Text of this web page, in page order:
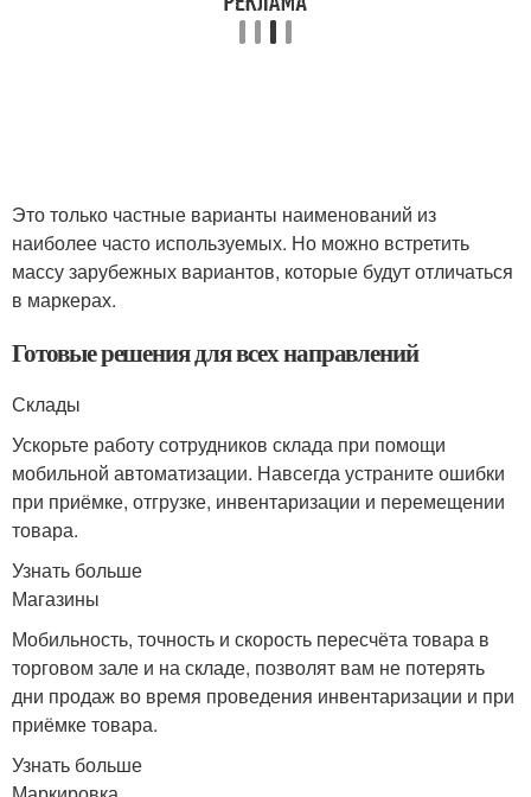
Это только частные варианты наименований из
наиболее часто используемых. Но можно встретить
массу зарубежных вариантов, которые будут отличаться
в маркерах.
Готовые решения для всех направлений
Склады
Ускорьте работу сотрудников склада при помощи
мобильной автоматизации. Навсегда устраните ошибки
при приёмке, отгрузке, инвентаризации и перемещении
товара.
Узнать больше
Магазины
Мобильность, точность и скорость пересчёта товара в
торговом зале и на складе, позволят вам не потерять
дни продаж во время проведения инвентаризации и при
приёмке товара.
Узнать больше